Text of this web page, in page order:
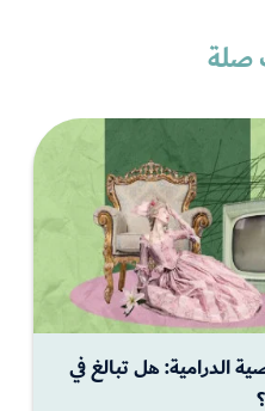
صلة
الدرامية: هل تبالغ في